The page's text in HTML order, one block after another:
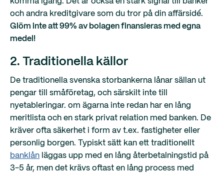
och andra kreditgivare som du tror på din affärsidé.
Glöm inte att 99% av bolagen finansieras med egna
medel!
2. Traditionella källor
De traditionella svenska storbankerna lånar sällan ut
pengar till småföretag, och särskilt inte till
nyetableringar. om ägarna inte redan har en lång
meritlista och en stark privat relation med banken. De
kräver ofta säkerhet i form av t.ex. fastigheter eller
personlig borgen. Typiskt sätt kan ett traditionellt
banklån läggas upp med en lång återbetalningstid på
3-5 år, men det krävs oftast en lång process med